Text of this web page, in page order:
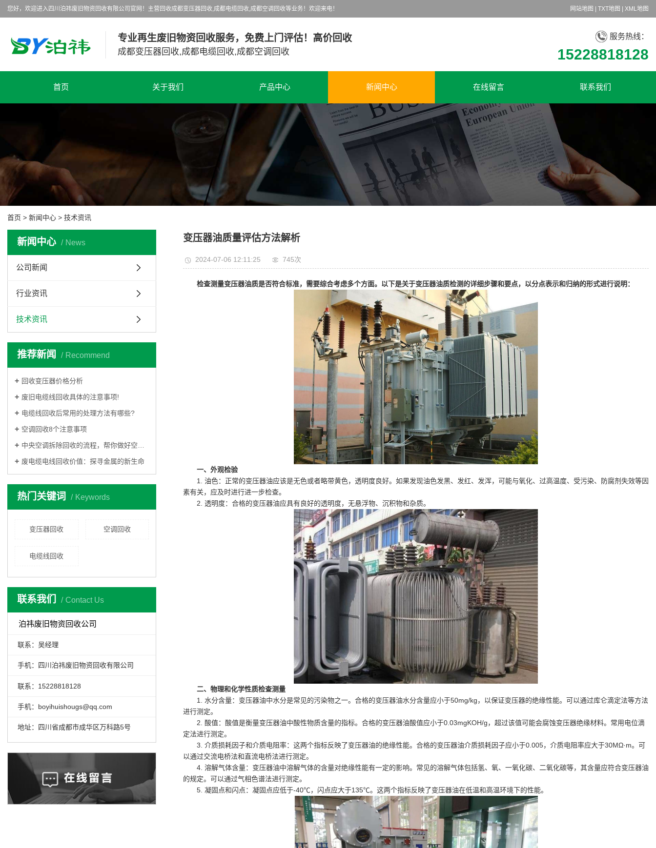
您好，欢迎进入四川泊祎废旧物资回收有限公司官网！主营回收成都变压器回收,成都电缆回收,成都空调回收等业务！欢迎来电！ 网站地图 TXT地图 XML地图
专业再生废旧物资回收服务，免费上门评估！高价回收
成都变压器回收,成都电缆回收,成都空调回收
服务热线：
15228818128
首页 关于我们 产品中心 新闻中心 在线留言 联系我们
首页 > 新闻中心 > 技术资讯
新闻中心 News
公司新闻
行业资讯
技术资讯
推荐新闻 Recommend
回收变压器价格分析
废旧电缆线回收具体的注意事项!
电缆线回收后常用的处理方法有哪些?
空调回收8个注意事项
中央空调拆除回收的流程，帮你做好空调回收工作
废电缆电线回收价值：探寻金属的新生命
热门关键词 Keywords
变压器回收 空调回收
电缆线回收
联系我们 Contact Us
泊祎废旧物资回收公司
联系：吴经理
手机：四川泊祎废旧物资回收有限公司
联系：15228818128
手机：boyihuishougs@qq.com
地址：四川省成都市成华区万科路5号
变压器油质量评估方法解析
2024-07-06 12:11:25 745次
检查测量变压器油质是否符合标准，需要综合考虑多个方面。以下是关于变压器油质检测的详细步骤和要点，以分点表示和归纳的形式进行说明：
一、外观检验
1. 油色：正常的变压器油应该是无色或者略带黄色，透明度良好。如果发现油色发黑、发红、发浑，可能与氧化、过高温度、受污染、防腐剂失效等因
素有关，应及时进行进一步检查。
2. 透明度：合格的变压器油应具有良好的透明度，无悬浮物、沉积物和杂质。
二、物理和化学性质检查测量
1. 水分含量：变压器油中水分是常见的污染物之一。合格的变压器油水分含量应小于50mg/kg，以保证变压器的绝缘性能。可以通过库仑滴定法等方法
进行测定。
2. 酸值：酸值是衡量变压器油中酸性物质含量的指标。合格的变压器油酸值应小于0.03mgKOH/g，超过该值可能会腐蚀变压器绝缘材料。常用电位滴
定法进行测定。
3. 介质损耗因子和介质电阻率：这两个指标反映了变压器油的绝缘性能。合格的变压器油介质损耗因子应小于0.005，介质电阻率应大于30MΩ·m。可
以通过交流电桥法和直流电桥法进行测定。
4. 溶解气体含量：变压器油中溶解气体的含量对绝缘性能有一定的影响。常见的溶解气体包括氢、氧、一氧化碳、二氧化碳等，其含量应符合变压器油
的规定。可以通过气相色谱法进行测定。
5. 凝固点和闪点：凝固点应低于-40℃，闪点应大于135℃。这两个指标反映了变压器油在低温和高温环境下的性能。